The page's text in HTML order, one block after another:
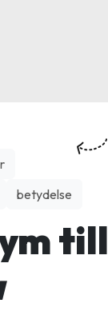
betydelse
till